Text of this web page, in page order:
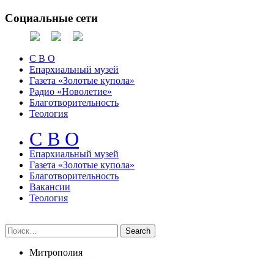
Социальные сети
С В О
Епархиальный музей
Газета «Золотые купола»
Радио «Новолетие»
Благотворительность
Теология
С В О
Епархиальный музeй
Газета «Золотые купола»
Благотворительность
Вакансии
Теология
Митрополия